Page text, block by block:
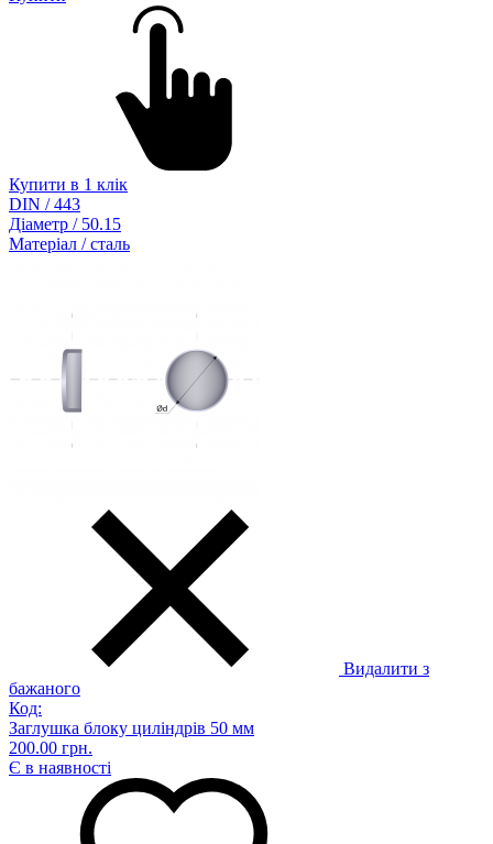
Купити в 1 клік
DIN / 443
Діаметр / 50.15
Матеріал / сталь
Видалити з
бажаного
Код:
Заглушка блоку циліндрів 50 мм
200.00 грн.
Є в наявності